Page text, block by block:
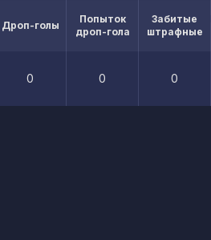
Дроп-голы
Попыток
дроп-гола
Забитые
штрафные
0 0 0